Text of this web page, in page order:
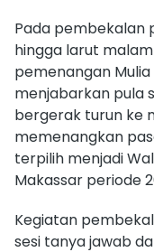
Pada pembekalan
hingga larut
pemenangan
menjabarkan pula
bergerak turun ke
memenangkan
terpilih menjadi
Makassar periode
Kegiatan
sesi tanya jawab